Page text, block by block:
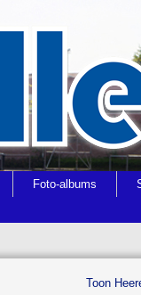
Foto-albums
Toon